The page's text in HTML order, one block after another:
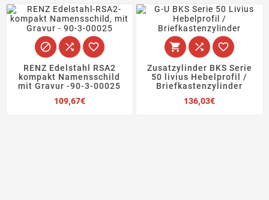
  
RENZ Edelstahl RSA2
kompakt Namensschild
mit Gravur -90-3-00025
109,67€Preis
  
Zusatzylinder BKS Serie
50 livius Hebelprofil /
Briefkastenzylinder
136,03€Preis